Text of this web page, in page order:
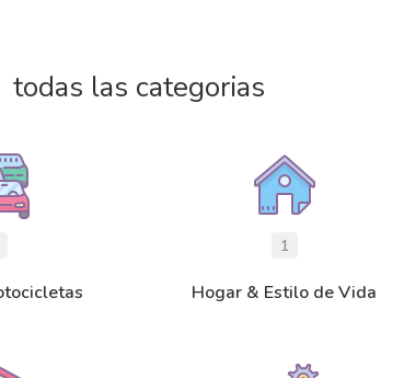
todas las categorias
1
Hogar & Estilo de Vida